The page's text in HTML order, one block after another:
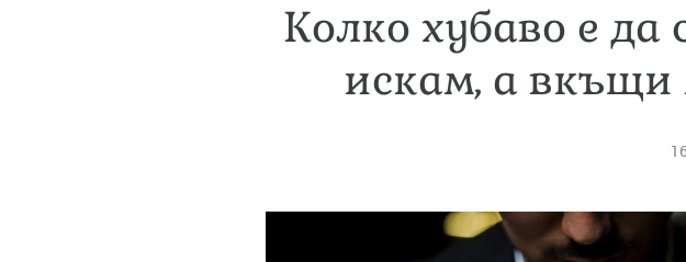
Колко хубаво е
искам, а вкъщи